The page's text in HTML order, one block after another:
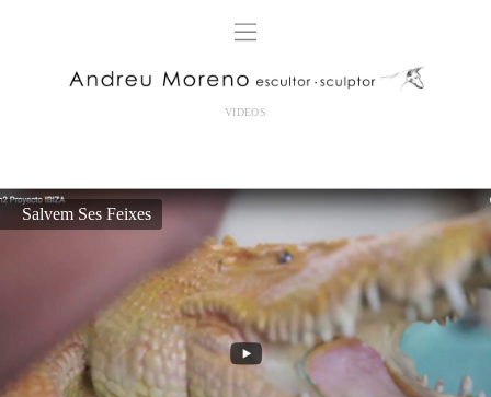
VIDEOS
Salvem Ses Feixes